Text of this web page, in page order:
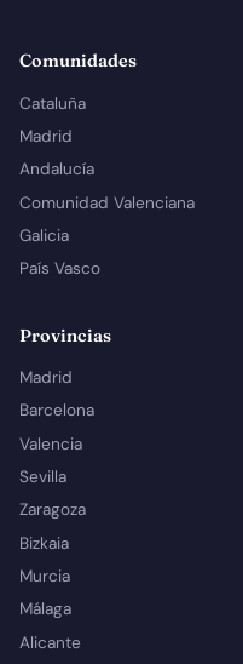
Comunidades
Cataluña
Madrid
Andalucía
Comunidad Valenciana
Galicia
País Vasco
Provincias
Madrid
Barcelona
Valencia
Sevilla
Zaragoza
Bizkaia
Murcia
Málaga
Alicante